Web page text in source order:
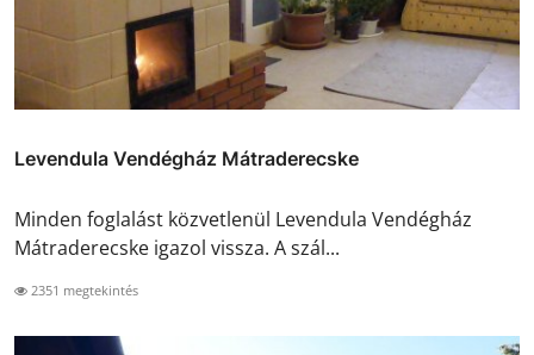
Levendula Vendégház Mátraderecske
Minden foglalást közvetlenül Levendula Vendégház
Mátraderecske igazol vissza. A szál...
2351 megtekintés